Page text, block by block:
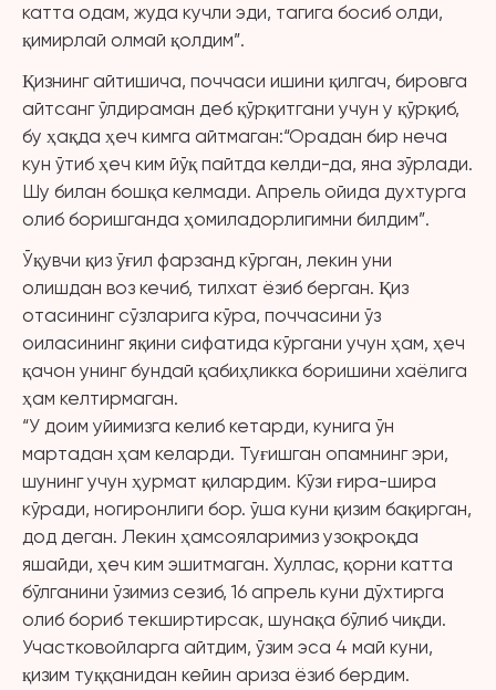
катта одам, жуда кучли эди, тагига босиб олди,
қимирлай олмай қолдим”.
Қизнинг айтишича, поччаси ишини қилгач, бировга
айтсанг ўлдираман деб қўрқитгани учун у қўрқиб,
бу ҳақда ҳеч кимга айтмаган:“Орадан бир неча
кун ўтиб ҳеч ким йўқ пайтда келди-да, яна зўрлади.
Шу билан бошқа келмади. Апрель ойида духтурга
олиб боришганда ҳомиладорлигимни билдим”.
Ўқувчи қиз ўғил фарзанд кўрган, лекин уни
олишдан воз кечиб, тилхат ёзиб берган. Қиз
отасининг сўзларига кўра, поччасини ўз
оиласининг яқини сифатида кўргани учун ҳам, ҳеч
қачон унинг бундай қабиҳликка боришини хаёлига
ҳам келтирмаган.
“У доим уйимизга келиб кетарди, кунига ўн
мартадан ҳам келарди. Туғишган опамнинг эри,
шунинг учун ҳурмат қилардим. Кўзи ғира-шира
кўради, ногиронлиги бор. ўша куни қизим бақирган,
дод деган. Лекин ҳамсояларимиз узоқроқда
яшайди, ҳеч ким эшитмаган. Хуллас, қорни катта
бўлганини ўзимиз сезиб, 16 апрель куни дўхтирга
олиб бориб текширтирсак, шунақа бўлиб чиқди.
Участковойларга айтдим, ўзим эса 4 май куни,
қизим туққанидан кейин ариза ёзиб бердим.